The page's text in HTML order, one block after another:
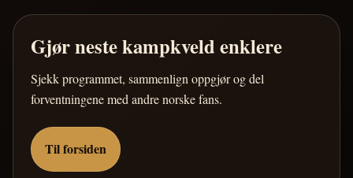
Gjør neste kampkveld enklere
Sjekk programmet, sammenlign oppgjør og del
forventningene med andre norske fans.
Til forsiden